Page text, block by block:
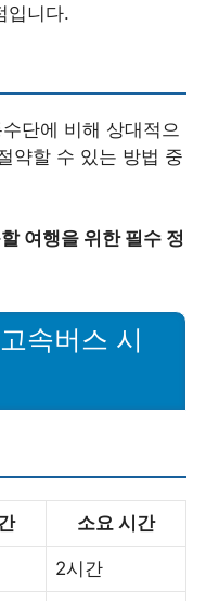
입니다.
단에 비해 상대적으
약할 수 있는 방법 중
여행을 위한 필수 정
속버스 시
소요 시간
2시간